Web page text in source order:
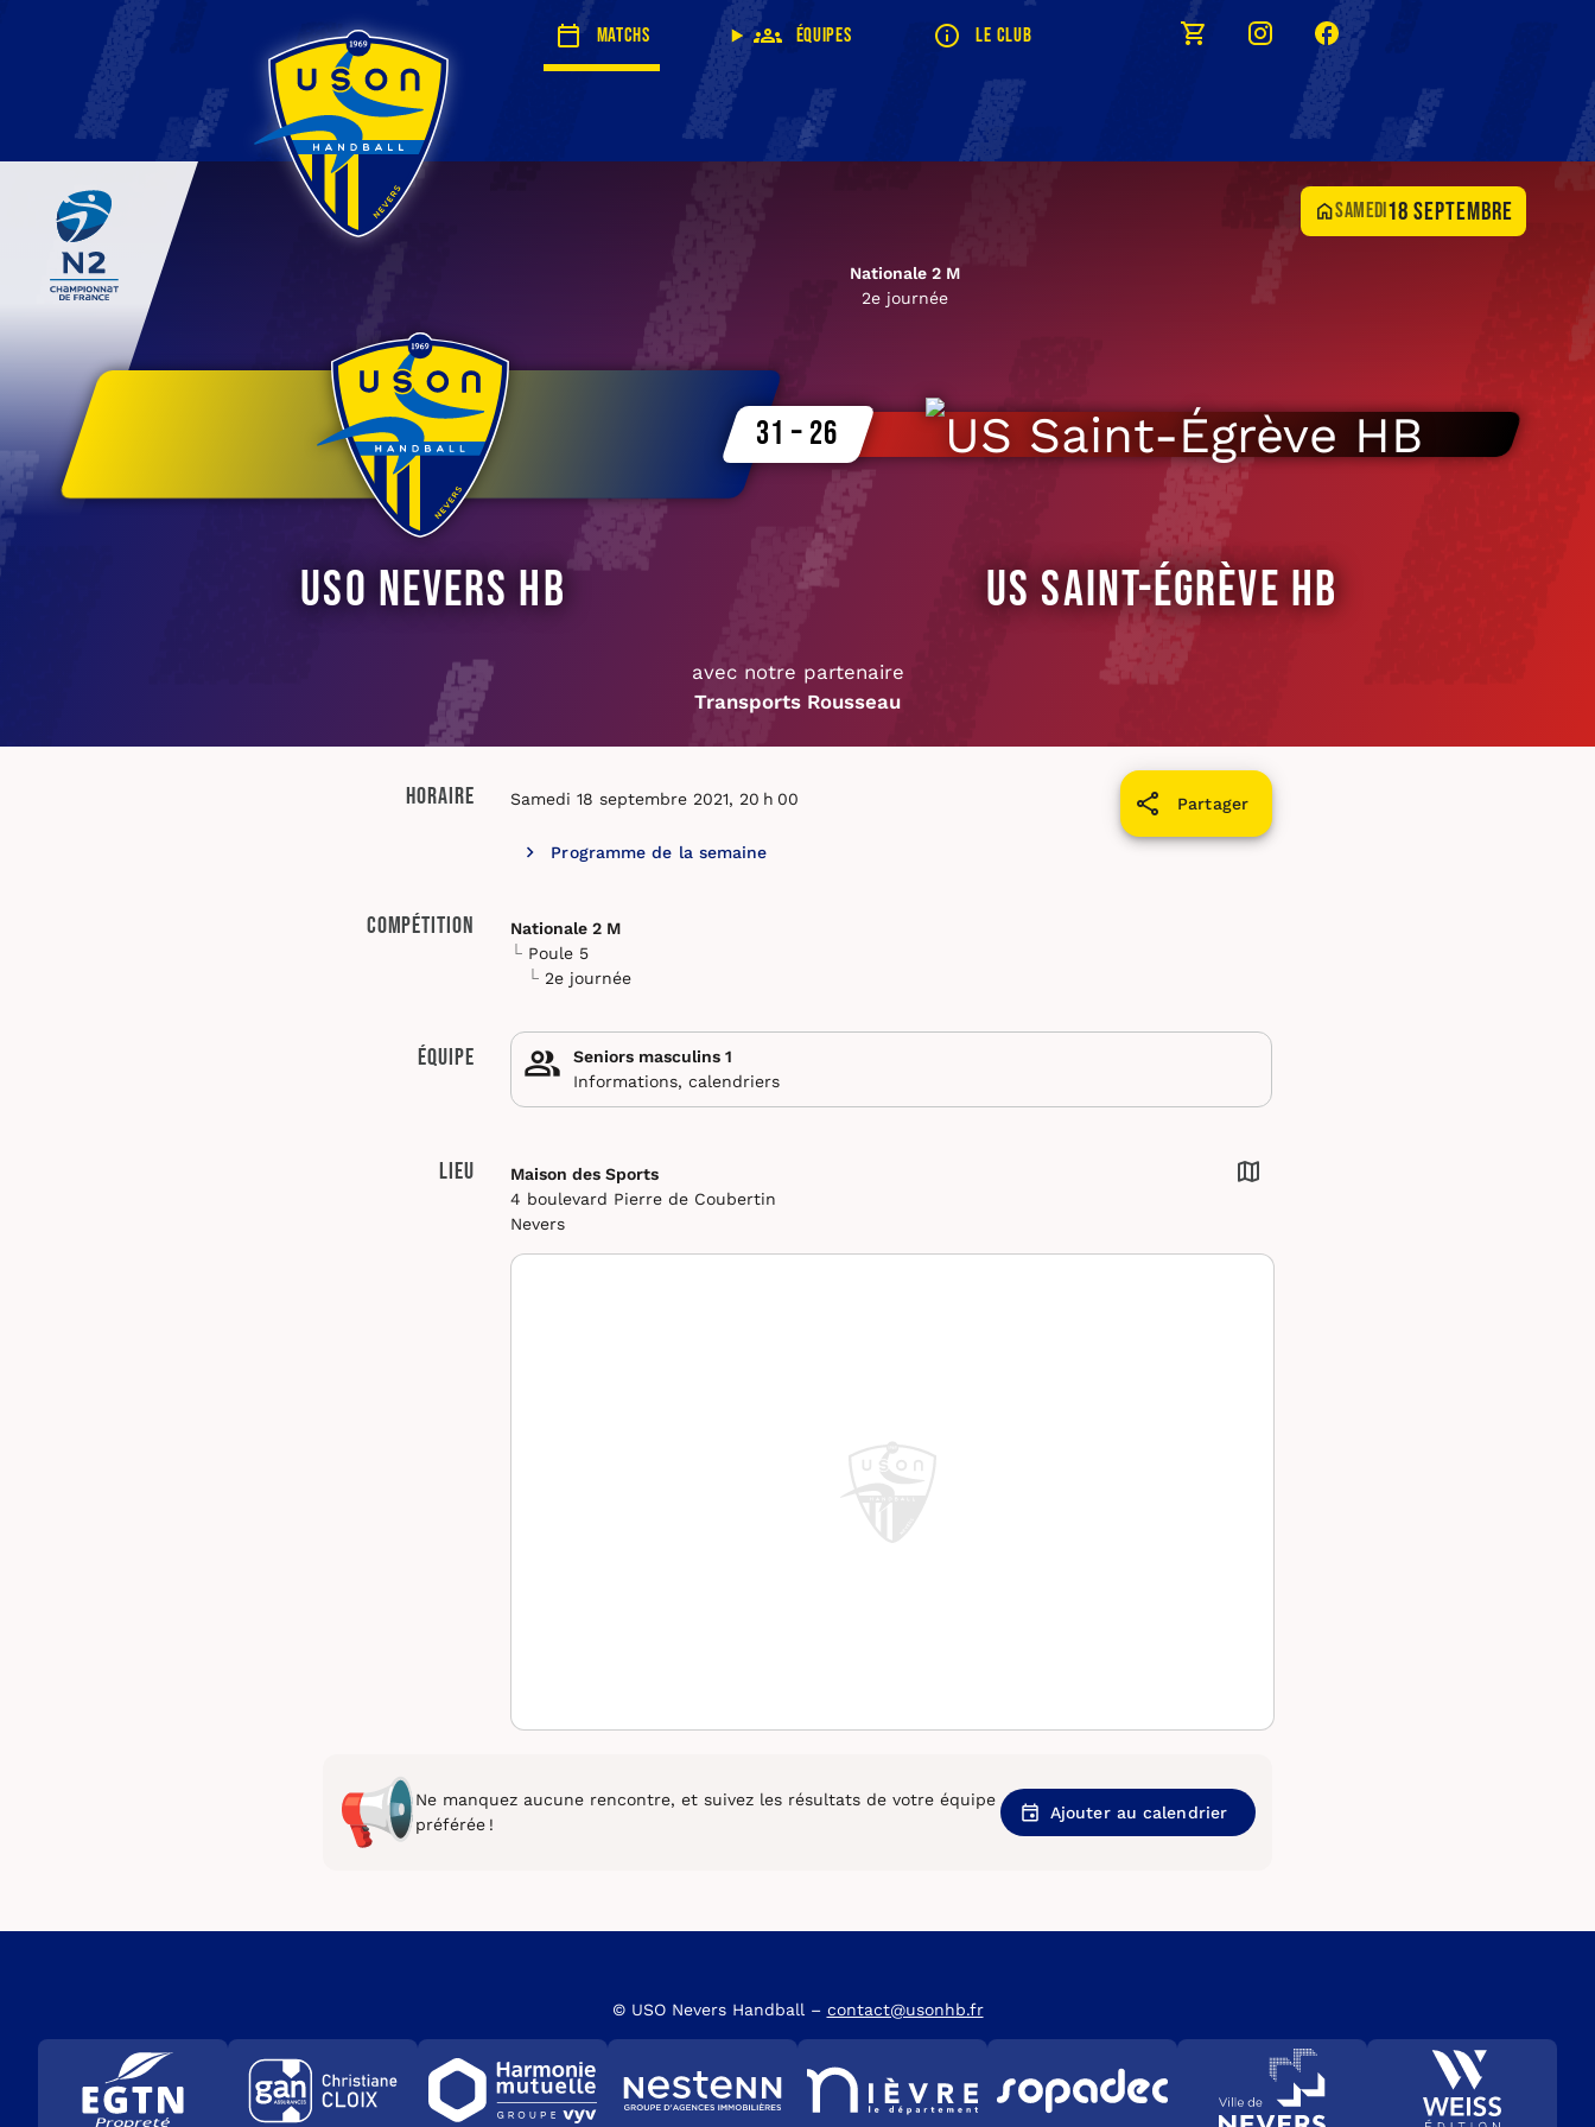
Matchs Équipes Le club
samedi 18 septembre
Nationale 2 M
2e journée
USO Nevers HB US Saint-Égrève HB
31 – 26
avec notre partenaire
Transports Rousseau
Horaire Partager
Samedi 18 septembre 2021, 20 h 00
Programme de la semaine
Compétition
Nationale 2 M
Poule 5
2e journée
Équipe
Seniors masculins 1
Informations, calendriers
Lieu
Maison des Sports
4 boulevard Pierre de Coubertin
Nevers
Ne manquez aucune rencontre, et suivez les résultats de votre équipe
préférée !
Ajouter au calendrier
© USO Nevers Handball – contact@usonhb.fr